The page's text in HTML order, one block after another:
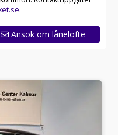
.
Ansök om lånelöfte